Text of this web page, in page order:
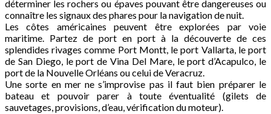
déterminer les rochers ou épaves pouvant être dangereuses ou
connaître les signaux des phares pour la navigation de nuit.
Les côtes américaines peuvent être explorées par voie
maritime. Partez de port en port à la découverte de ces
splendides rivages comme Port Montt, le port Vallarta, le port
de San Diego, le port de Vina Del Mare, le port d’Acapulco, le
port de la Nouvelle Orléans ou celui de Veracruz.
Une sorte en mer ne s’improvise pas il faut bien préparer le
bateau et pouvoir parer à toute éventualité (gilets de
sauvetages, provisions, d’eau, vérification du moteur).